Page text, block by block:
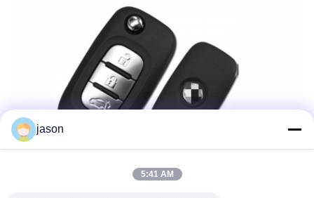
jason
5:41 AM